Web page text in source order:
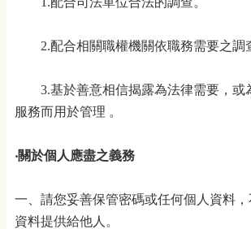
2.配合相關職權機關依職務需要之調
3.基於善意相信揭露為法律需要，或
服務而用於管理 。
‧關於個人應盡之義務
一、請您妥善保管密碼或任何個人資料，
資料提供給他人。